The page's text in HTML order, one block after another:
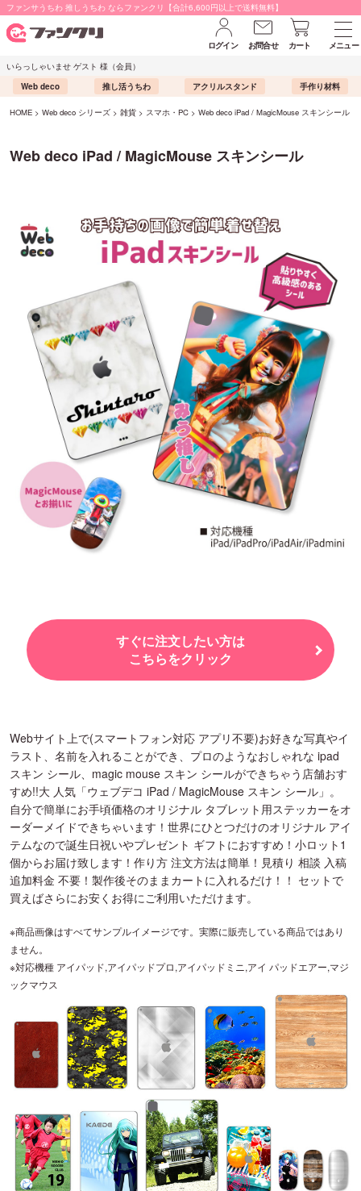
ファンサうちわ 推しうちわ ならファンクリ【合計6,600円以上で送料無料】
ログイン お問合せ カート
メニュー
いらっしゃいませ ゲスト 様（会員）
Web deco
推し活うちわ アクリルスタンド 手作り材料
HOME Web deco シリーズ 雑貨 スマホ・PC Web deco iPad / MagicMouse スキンシール
Web deco iPad / MagicMouse スキンシール
すぐに注文したい方は
こちらをクリック
Webサイト上で(スマートフォン対応 アプリ不要)お好きな写真やイ
ラスト、名前を入れることができ、プロのようなおしゃれな ipad
スキン シール、magic mouse スキン シールができちゃう店舗おす
すめ!!大 人気「ウェブデコ iPad / MagicMouse スキン シール」。
自分で簡単にお手頃価格のオリジナル タブレット用ステッカーをオ
ーダーメイドできちゃいます！世界にひとつだけのオリジナル アイ
テムなので誕生日祝いやプレゼント ギフトにおすすめ！小ロット1
個からお届け致します！作り方 注文方法は簡単！見積り 相談 入稿
追加料金 不要！製作後そのままカートに入れるだけ！！ セットで
買えばさらにお安くお得にご利用いただけます。
※商品画像はすべてサンプルイメージです。実際に販売している商品ではあり
ません。
※対応機種 アイパッド,アイパッドプロ,アイパッドミニ,アイ パッドエアー,マジ
ックマウス